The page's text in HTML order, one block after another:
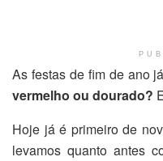
As festas de fim de ano
vermelho ou dourado?
Hoje já é primeiro de
levamos quanto antes